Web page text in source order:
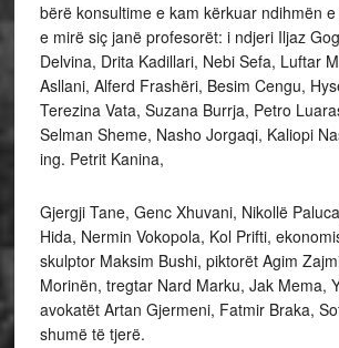
bërë konsultime e kam kërkuar ndihmën
e mirë siç janë profesorët: i ndjeri Iljaz
Delvina, Drita Kadillari, Nebi Sefa, Luftar
Asllani, Alferd Frashëri, Besim Cengu,
Terezina Vata, Suzana Burrja, Petro
Selman Sheme, Nasho Jorgaqi, Kaliopi
ing. Petrit Kanina,
Gjergji Tane, Genc Xhuvani, Nikollë
Hida, Nermin Vokopola, Kol Prifti,
skulptor Maksim Bushi, piktorët Agim
Morinën, tregtar Nard Marku, Jak Mema,
avokatët Artan Gjermeni, Fatmir Braka,
shumë të tjerë.